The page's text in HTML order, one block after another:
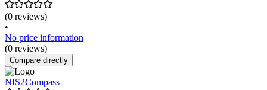
(0 reviews)
•
No price information
(0 reviews)
Compare directly
NIS2Compass